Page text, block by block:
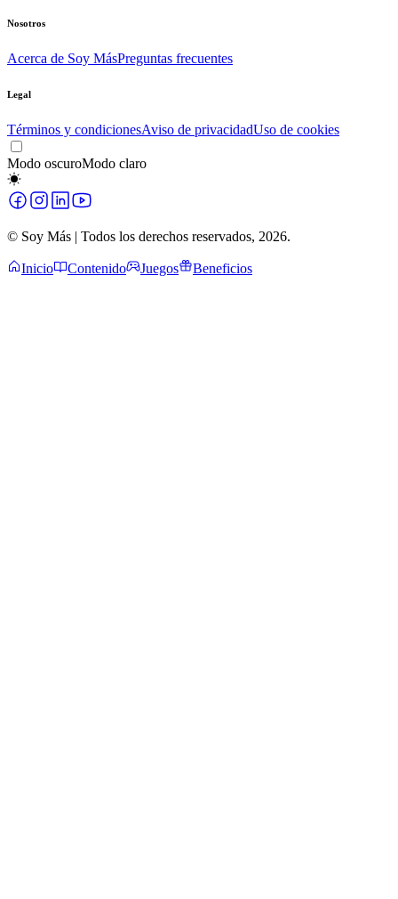
Nosotros
Acerca de Soy MásPreguntas frecuentes
Legal
Términos y condicionesAviso de privacidadUso de cookies
Modo oscuroModo claro
© Soy Más | Todos los derechos reservados, 2026.
Inicio Contenido Juegos Beneficios